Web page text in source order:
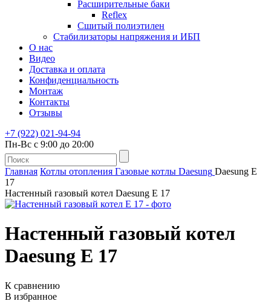
Расширительные баки
Reflex
Сшитый полиэтилен
Стабилизаторы напряжения и ИБП
О нас
Видео
Доставка и оплата
Конфиденциальность
Монтаж
Контакты
Отзывы
+7 (922) 021-94-94
Пн-Вс с 9:00 до 20:00
Главная Котлы отопления Газовые котлы Daesung Daesung Е
17
Настенный газовый котел Daesung Е 17
Настенный газовый котел
Daesung Е 17
К сравнению
В избранное